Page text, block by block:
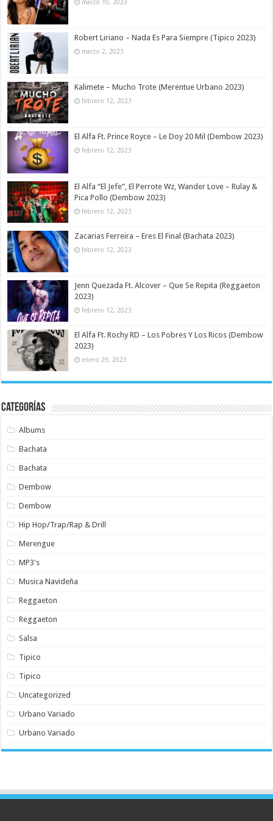
marzo 10, 2023
Robert Liriano – Nada Es Para Siempre (Tipico 2023)
marzo 2, 2023
Kalimete – Mucho Trote (Merentue Urbano 2023)
febrero 12, 2023
El Alfa Ft. Prince Royce – Le Doy 20 Mil (Dembow 2023)
febrero 12, 2023
El Alfa “El Jefe”, El Perrote Wz, Wander Love – Rulay &
Pica Pollo (Dembow 2023)
febrero 12, 2023
Zacarias Ferreira – Eres El Final (Bachata 2023)
febrero 12, 2023
Jenn Quezada Ft. Alcover – Que Se Repita (Reggaeton
2023)
febrero 12, 2023
El Alfa Ft. Rochy RD – Los Pobres Y Los Ricos (Dembow
2023)
enero 29, 2023
Categorías
Albums
Bachata
Bachata
Dembow
Dembow
Hip Hop/Trap/Rap & Drill
Merengue
MP3's
Musica Navideña
Reggaeton
Reggaeton
Salsa
Tipico
Tipico
Uncategorized
Urbano Variado
Urbano Variado